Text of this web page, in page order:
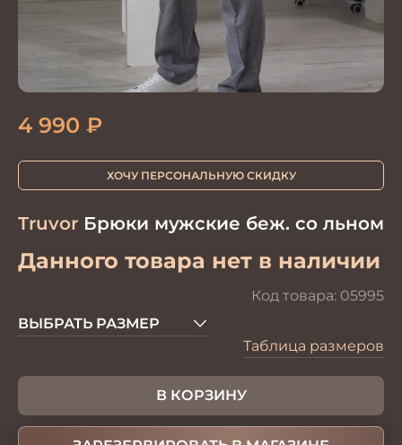
Truvor Брюки мужские беж. со льном
Данного товара нет в наличии
Код товара: 05995
4 990 ₽
ХОЧУ ПЕРСОНАЛЬНУЮ СКИДКУ
ВЫБРАТЬ РАЗМЕР
Таблица размеров
В КОРЗИНУ